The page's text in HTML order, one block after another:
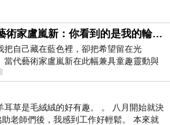
費 因為我的房間離大廳較近
驗環境 所以我就沒坐接駁車
海上步道 步道真的就是建
著椰樹 真的有海島度假的風
當代藝術家盧嵐新：你看到的是我的輪廓，還是你的故事？——藏在藍色裡的希望與光
把自己藏在藍色裡，卻把希望留在光
當代藝術家盧嵐新在此幅兼具童趣靈動與
的新作中，用湛藍的羽翼般色塊包覆著
草是毛絨絨的好有趣。 。 八月開始就決
助老師們後，我感到工作好輕鬆。 本來就